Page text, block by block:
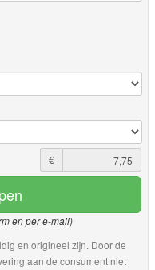
€
en per e-mail)
en origineel zijn. Door de
aan de consument niet